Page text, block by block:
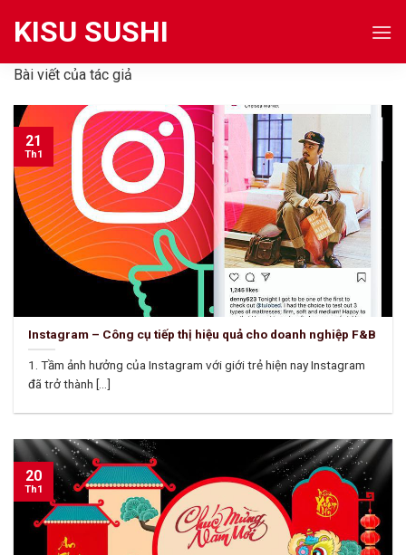
KISU SUSHI
Bài viết của tác giả
Instagram – Công cụ tiếp thị hiệu quả cho doanh nghiệp F&B
1. Tầm ảnh hưởng của Instagram với giới trẻ hiện nay Instagram
đã trở thành [...]
21
Th1
20
Th1